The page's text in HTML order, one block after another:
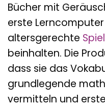
Bücher mit
erste
altersgerechte
beinhalten. Die
dass sie das
grundlegende
vermitteln und